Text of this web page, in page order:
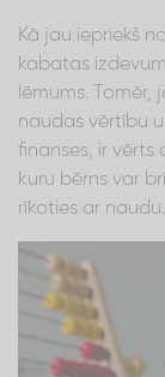
Kā jau iepriekš
kabatas
lēmums.
naudas vērtību
finanses, ir vērts
kuru bērns var
rīkoties ar naudu.